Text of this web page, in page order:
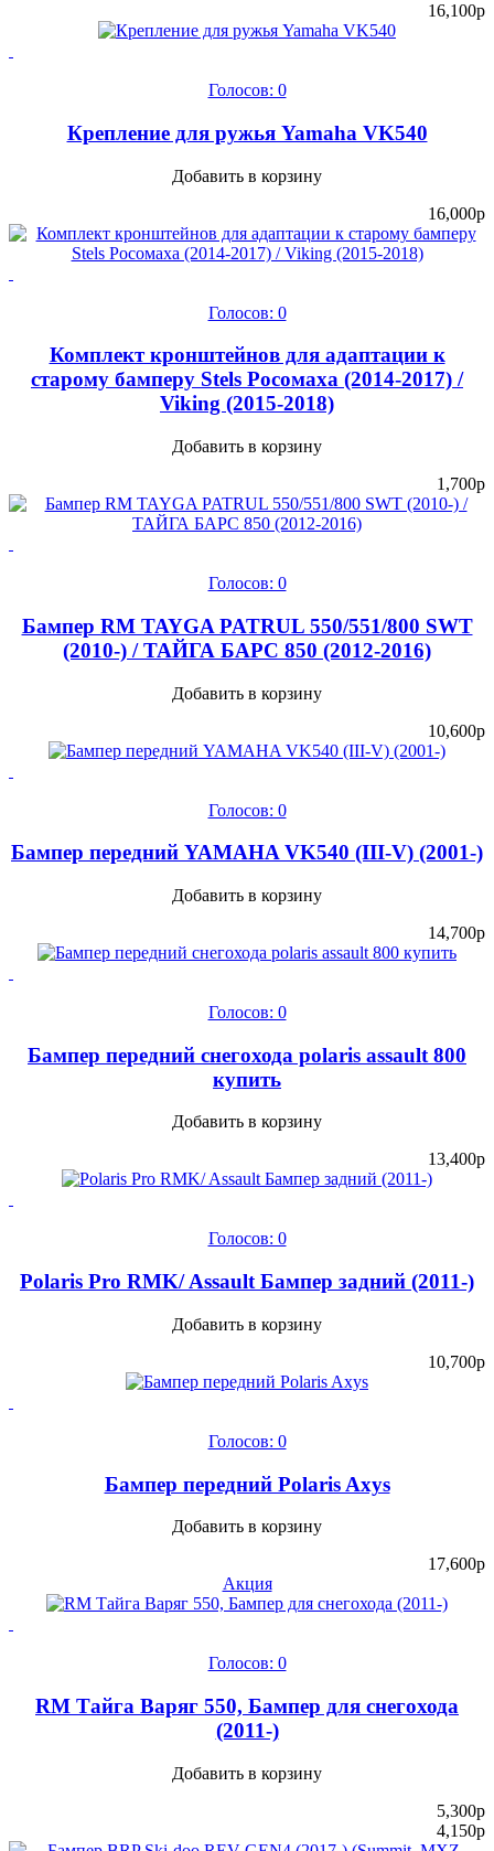
16,100p
Голосов: 0
Крепление для ружья Yamaha VK540
Добавить в корзину
16,000p
Голосов: 0
Комплект кронштейнов для адаптации к
старому бамперу Stels Росомаха (2014-2017) /
Viking (2015-2018)
Добавить в корзину
1,700p
Голосов: 0
Бампер RM TAYGA PATRUL 550/551/800 SWT
(2010-) / ТАЙГА БАРС 850 (2012-2016)
Добавить в корзину
10,600p
Голосов: 0
Бампер передний YAMAHA VK540 (III-V) (2001-)
Добавить в корзину
14,700p
Голосов: 0
Бампер передний снегохода polaris assault 800
купить
Добавить в корзину
13,400p
Голосов: 0
Polaris Pro RMK/ Assault Бампер задний (2011-)
Добавить в корзину
10,700p
Голосов: 0
Бампер передний Polaris Axys
Добавить в корзину
17,600p
Акция
Голосов: 0
RM Тайга Варяг 550, Бампер для снегохода
(2011-)
Добавить в корзину
5,300p
4,150p